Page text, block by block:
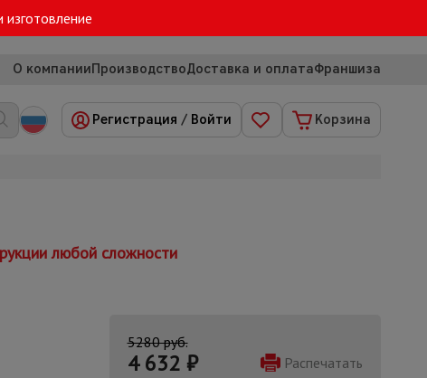
изготовление
О компанииПроизводствоДоставка и оплатаФраншиза
Регистрация / Войти Корзина
любой сложности
5280 руб.
4 632 ₽
Распечатать